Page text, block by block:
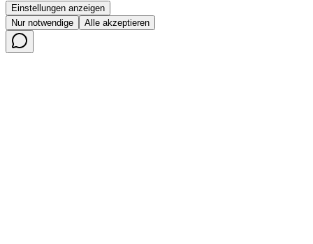
Einstellungen anzeigen
Nur notwendige
Alle akzeptieren